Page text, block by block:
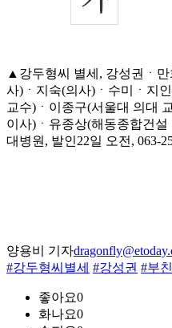
▲강두형씨 별세, 강성권ㆍ
사)ㆍ지숙(의사)ㆍ수미ㆍ지
교수)ㆍ이종구(서울대 의대
이사)ㆍ유종상(해동종합건
대병원, 발인22일 오전, 063-
양용비 기자
#강두형씨별세 #강성권 #부
좋아요0
화나요0